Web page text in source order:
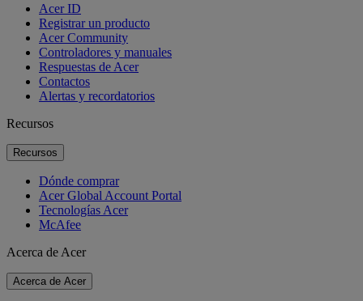
Acer ID
Registrar un producto
Acer Community
Controladores y manuales
Respuestas de Acer
Contactos
Alertas y recordatorios
Recursos
Recursos
Dónde comprar
Acer Global Account Portal
Tecnologías Acer
McAfee
Acerca de Acer
Acerca de Acer